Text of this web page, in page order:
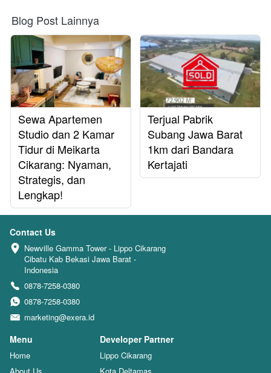
Blog Post Lainnya
Sewa Apartemen
Studio dan 2 Kamar
Tidur di Meikarta
Cikarang: Nyaman,
Strategis, dan
Lengkap!
Terjual Pabrik
Subang Jawa Barat
1km dari Bandara
Kertajati
Contact Us
Newville Gamma Tower - Lippo Cikarang
Cibatu Kab Bekasi Jawa Barat -
Indonesia
0878-7258-0380
0878-7258-0380
marketing@exera.id
Menu
Home
About Us
Developer Partner
Lippo Cikarang
Kota Deltamas